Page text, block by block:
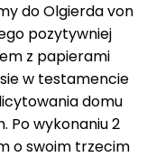
do Olgierda von
pozytywniej
z papierami
w testamencie
domu
Po wykonaniu 2
o swoim trzecim